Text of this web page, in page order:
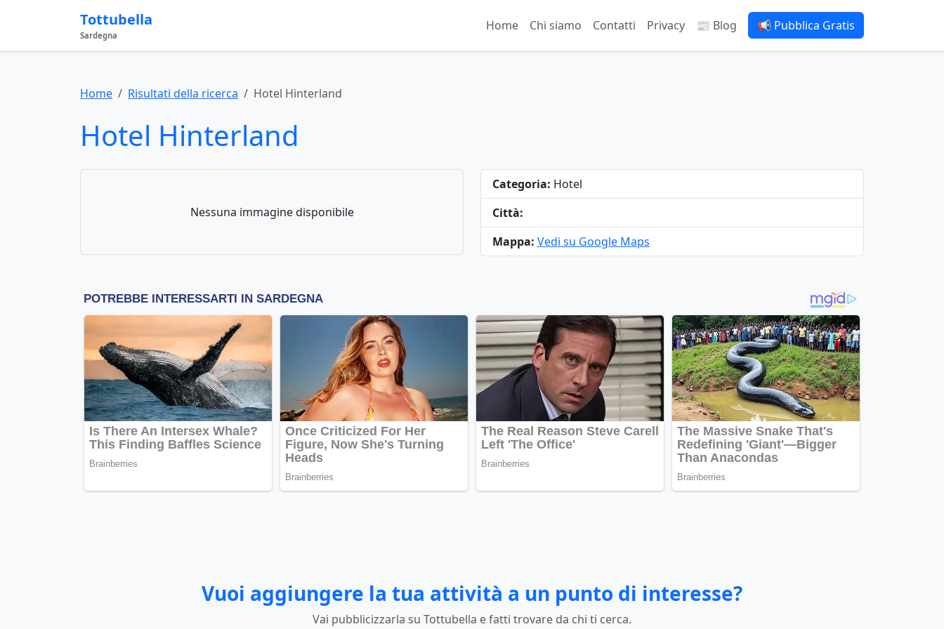
Tottubella
Sardegna
Home Chi siamo Contatti Privacy 📰 Blog 📢 Pubblica Gratis
Home Risultati della ricerca Hotel Hinterland
Hotel Hinterland
Nessuna immagine disponibile
Categoria: Hotel
Città:
Mappa: Vedi su Google Maps
Vuoi aggiungere la tua attività a un punto di interesse?
Vai pubblicizzarla su Tottubella e fatti trovare da chi ti cerca.